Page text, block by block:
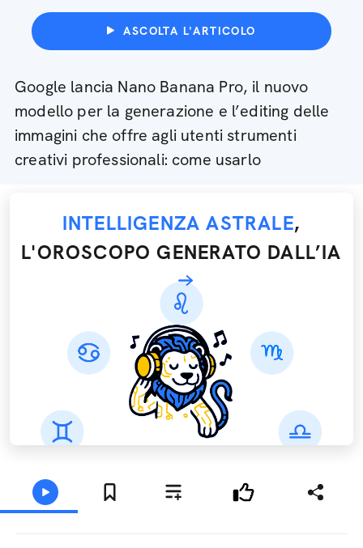
ASCOLTA L'ARTICOLO
Google lancia Nano Banana Pro, il nuovo
modello per la generazione e l’editing delle
immagini che offre agli utenti strumenti
creativi professionali: come usarlo
INTELLIGENZA ASTRALE,
L'OROSCOPO GENERATO DALL’IA